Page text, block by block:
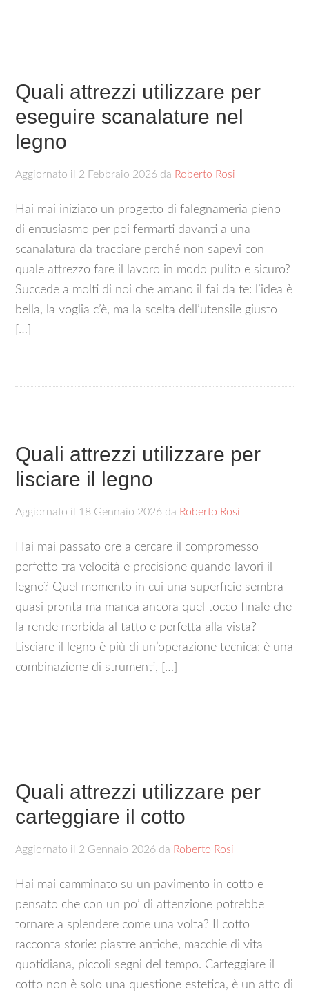
Quali attrezzi utilizzare per
eseguire scanalature nel
legno​
Aggiornato il 2 Febbraio 2026 da Roberto Rosi
Hai mai iniziato un progetto di falegnameria pieno
di entusiasmo per poi fermarti davanti a una
scanalatura da tracciare perché non sapevi con
quale attrezzo fare il lavoro in modo pulito e sicuro?
Succede a molti di noi che amano il fai da te: l’idea è
bella, la voglia c’è, ma la scelta dell’utensile giusto
[…]
Quali attrezzi utilizzare per
lisciare il legno​
Aggiornato il 18 Gennaio 2026 da Roberto Rosi
Hai mai passato ore a cercare il compromesso
perfetto tra velocità e precisione quando lavori il
legno? Quel momento in cui una superficie sembra
quasi pronta ma manca ancora quel tocco finale che
la rende morbida al tatto e perfetta alla vista?
Lisciare il legno è più di un’operazione tecnica: è una
combinazione di strumenti, […]
Quali attrezzi utilizzare per
carteggiare il cotto​
Aggiornato il 2 Gennaio 2026 da Roberto Rosi
Hai mai camminato su un pavimento in cotto e
pensato che con un po’ di attenzione potrebbe
tornare a splendere come una volta? Il cotto
racconta storie: piastre antiche, macchie di vita
quotidiana, piccoli segni del tempo. Carteggiare il
cotto non è solo una questione estetica, è un atto di